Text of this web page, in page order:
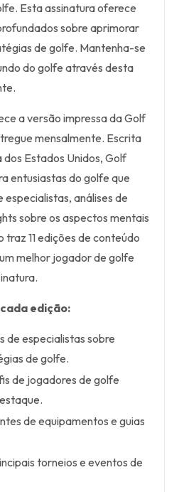
Esta assinatura oferece
sobre aprimorar
de golfe. Mantenha-se
do golfe através desta
a versão impressa da Golf
mensalmente. Escrita
dos Estados Unidos, Golf
entusiastas do golfe que
especialistas, análises de
sobre os aspectos mentais
11 edições de conteúdo
melhor jogador de golfe
edição:
de especialistas sobre
de golfe.
de jogadores de golfe
de equipamentos e guias
torneios e eventos de